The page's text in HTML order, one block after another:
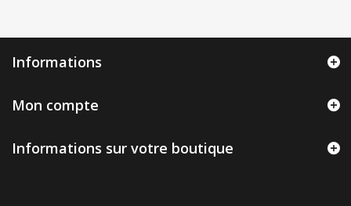
Informations
Mon compte
Informations sur votre boutique